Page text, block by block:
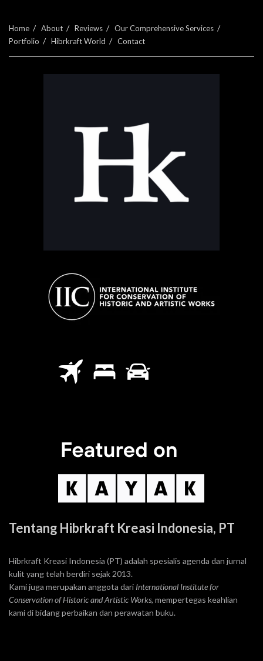
Home About Reviews
Our Comprehensive Services
Portfolio
Hibrkraft World Contact
Tentang Hibrkraft Kreasi Indonesia, PT
Hibrkraft Kreasi Indonesia (PT) adalah spesialis agenda dan jurnal
kulit yang telah berdiri sejak 2013.
Kami juga merupakan anggota dari International Institute for
Conservation of Historic and Artistic Works, mempertegas keahlian
kami di bidang perbaikan dan perawatan buku.